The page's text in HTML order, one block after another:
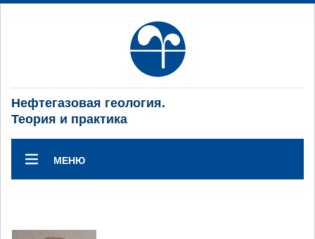
Нефтегазовая геология.
Теория и практика
МЕНЮ